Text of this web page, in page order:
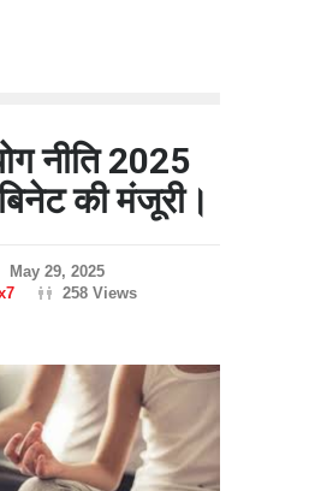
नीति 2025
की मंजूरी।
May 29, 2025
258 Views